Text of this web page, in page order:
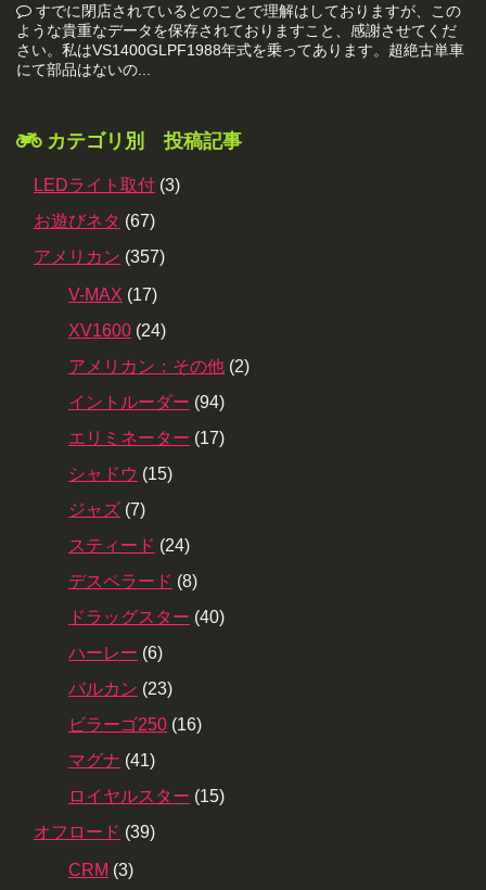
すでに閉店されているとのことで理解はしておりますが、この
ような貴重なデータを保存されておりますこと、感謝させてくだ
さい。私はVS1400GLPF1988年式を乗ってあります。超絶古単車
にて部品はないの...
カテゴリ別 投稿記事
LEDライト取付 (3)
お遊びネタ (67)
アメリカン (357)
V-MAX (17)
XV1600 (24)
アメリカン：その他 (2)
イントルーダー (94)
エリミネーター (17)
シャドウ (15)
ジャズ (7)
スティード (24)
デスペラード (8)
ドラッグスター (40)
ハーレー (6)
バルカン (23)
ビラーゴ250 (16)
マグナ (41)
ロイヤルスター (15)
オフロード (39)
CRM (3)